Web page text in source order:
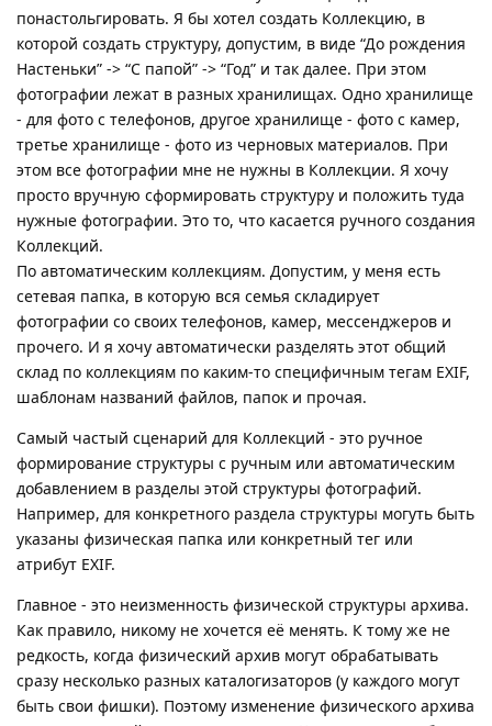
понастольгировать. Я бы хотел создать Коллекцию, в
которой создать структуру, допустим, в виде “До рождения
Настеньки” -> “С папой” -> “Год” и так далее. При этом
фотографии лежат в разных хранилищах. Одно хранилище
- для фото с телефонов, другое хранилище - фото с камер,
третье хранилище - фото из черновых материалов. При
этом все фотографии мне не нужны в Коллекции. Я хочу
просто вручную сформировать структуру и положить туда
нужные фотографии. Это то, что касается ручного создания
Коллекций.
По автоматическим коллекциям. Допустим, у меня есть
сетевая папка, в которую вся семья складирует
фотографии со своих телефонов, камер, мессенджеров и
прочего. И я хочу автоматически разделять этот общий
склад по коллекциям по каким-то специфичным тегам EXIF,
шаблонам названий файлов, папок и прочая.
Самый частый сценарий для Коллекций - это ручное
формирование структуры с ручным или автоматическим
добавлением в разделы этой структуры фотографий.
Например, для конкретного раздела структуры могуть быть
указаны физическая папка или конкретный тег или
атрибут EXIF.
Главное - это неизменность физической структуры архива.
Как правило, никому не хочется её менять. К тому же не
редкость, когда физический архив могут обрабатывать
сразу несколько разных каталогизаторов (у каждого могут
быть свои фишки). Поэтому изменение физического архива